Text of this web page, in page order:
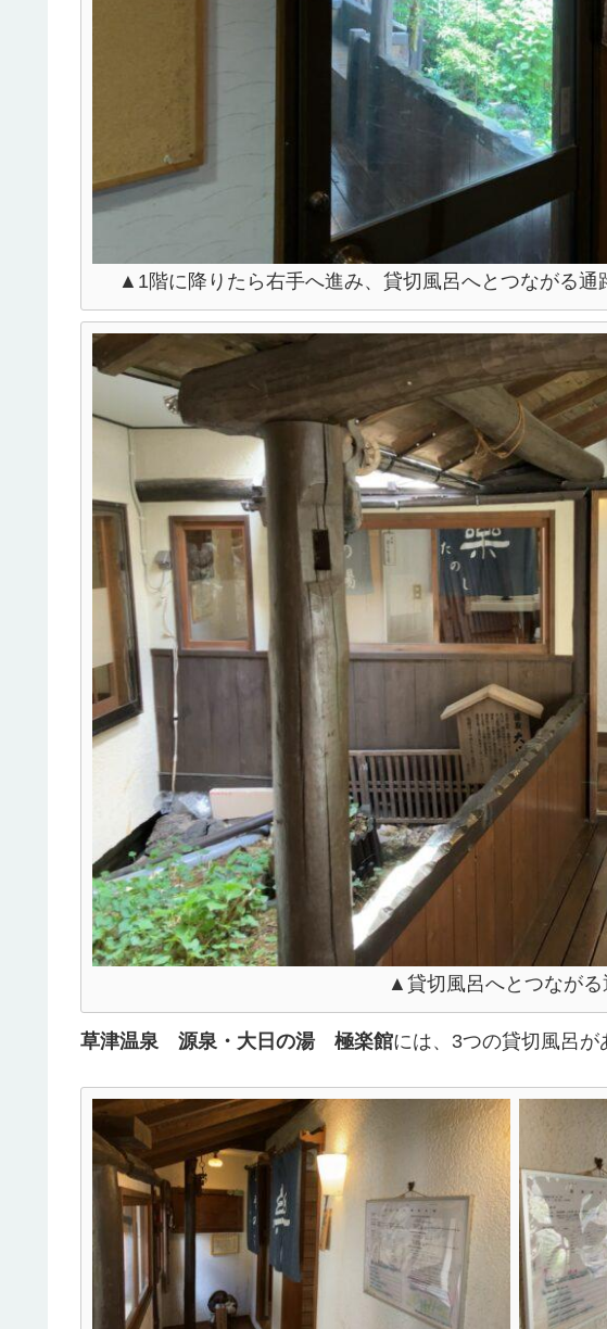
▲1階に降りたら右手へ進み、貸切風呂へとつながる通
▲貸切風呂へとつながる
草津温泉 源泉・大日の湯 極楽館には、3つの貸切風呂が